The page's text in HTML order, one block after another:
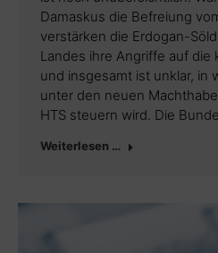
Damaskus die Befreiung
verstärken die Erdogan-
Landes ihre Angriffe auf die
und insgesamt ist unklar, in
unter den neuen
HTS steuern wird. Die
Weiterlesen …